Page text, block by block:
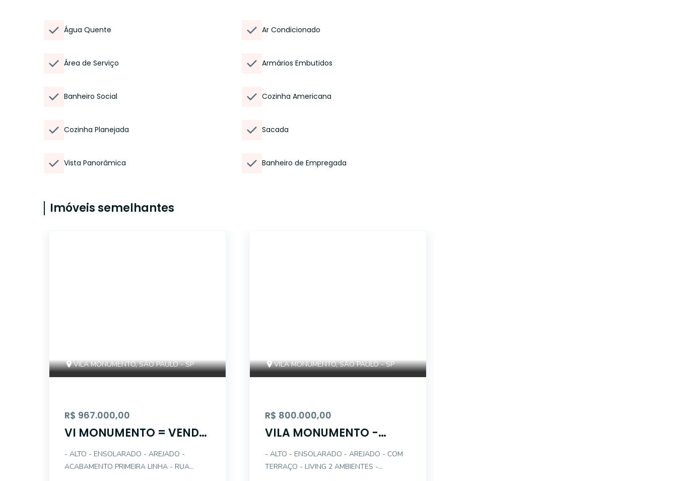
Água Quente Ar Condicionado
Área de Serviço Armários Embutidos
Banheiro Social Cozinha Americana
Cozinha Planejada Sacada
Vista Panorâmica Banheiro de Empregada
Imóveis semelhantes
VILA MONUMENTO, SÃO PAULO - SP
R$ 967.000,00
VI MONUMENTO = VENDO
LINDO APTO 3 DTS(1STE) -
2 G
- ALTO - ENSOLARADO - AREJADO -
ACABAMENTO PRIMEIRA LINHA - RUA
VILA MONUMENTO, SÃO PAULO - SP
R$ 800.000,00
VILA MONUMENTO -
VENDO AP 3 DTS (1STE) - 2
GARS
- ALTO - ENSOLARADO - AREJADO - COM
TERRAÇO - LIVING 2 AMBIENTES -